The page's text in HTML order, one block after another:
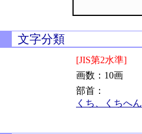
文字分類
[JIS第2水準]
画数：10画
部首：
くち、くちへん